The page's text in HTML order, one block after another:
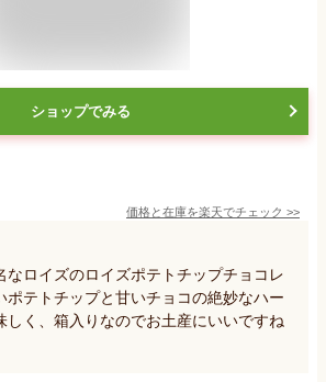
ショップでみる
価格と在庫を楽天でチェック >>
なロイズのロイズポテトチップチョコレ
ポテトチップと甘いチョコの絶妙なハー
しく、箱入りなのでお土産にいいですね